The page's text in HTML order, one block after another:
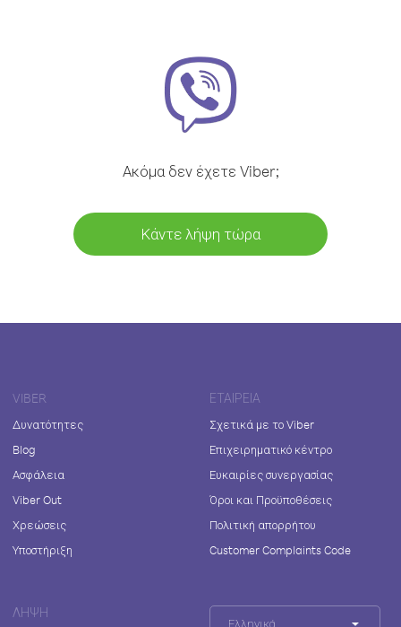
Ακόμα δεν έχετε Viber;
Κάντε λήψη τώρα
VIBER
Δυνατότητες
Blog
Ασφάλεια
Viber Out
Χρεώσεις
Υποστήριξη
ΕΤΑΙΡΕΊΑ
Σχετικά με το Viber
Επιχειρηματικό κέντρο
Ευκαιρίες συνεργασίας
Όροι και Προϋποθέσεις
Πολιτική απορρήτου
Customer Complaints Code
ΛΉΨΗ
Ελληνικά